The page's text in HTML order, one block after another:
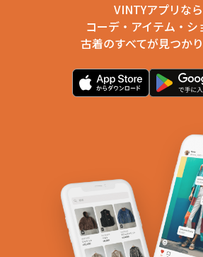
VINTYアプリなら
コーデ・アイテム・シ
古着のすべてが見つかり